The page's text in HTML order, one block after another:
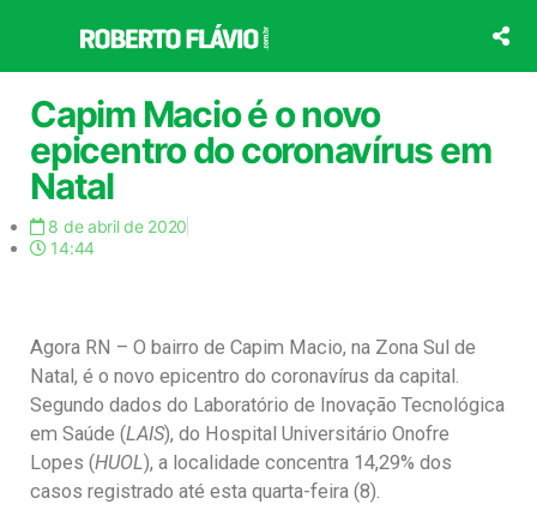
o
conteúdo
Capim Macio é o novo
epicentro do coronavírus em
Natal
8 de abril de 2020
14:44
Agora RN – O bairro de Capim Macio, na Zona Sul de
Natal, é o novo epicentro do coronavírus da capital.
Segundo dados do Laboratório de Inovação Tecnológica
em Saúde (LAIS), do Hospital Universitário Onofre
Lopes (HUOL), a localidade concentra 14,29% dos
casos registrado até esta quarta-feira (8).